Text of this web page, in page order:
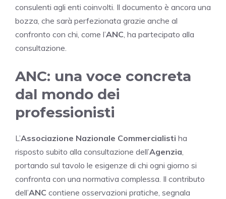
consulenti agli enti coinvolti. Il documento è ancora una
bozza, che sarà perfezionata grazie anche al
confronto con chi, come l’ANC , ha partecipato alla
consultazione.
ANC: una voce concreta
dal mondo dei
professionisti
L’Associazione Nazionale Commercialisti ha
risposto subito alla consultazione dell’Agenzia
portando sul tavolo le esigenze di chi ogni giorno si
confronta con una normativa complessa. Il contributo
dell’ANC contiene osservazioni pratiche, segnala